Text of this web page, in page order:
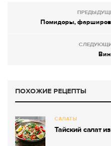
Помидоры,
ПОХОЖИЕ РЕЦЕПТЫ
САЛАТЫ
Тайский салат